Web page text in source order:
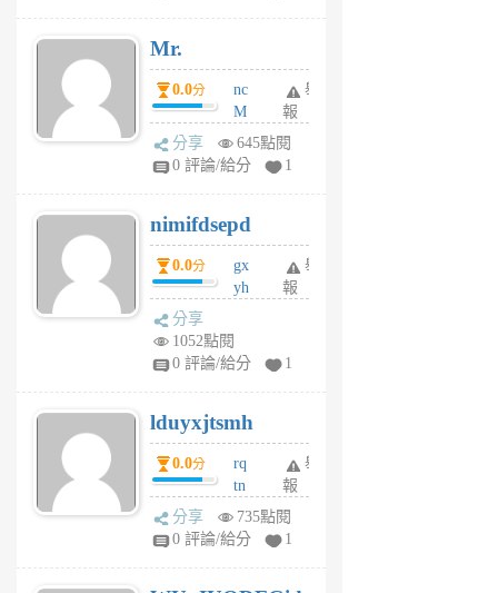
Mr.
0.0分
nc
M
U
F
U
5
個
月
舉
報
分享
645點閱
0 評論/給分
1
nimifdsepd
0.0分
gx
yh
jl
月
前
舉
報
分享
1052點閱
0 評論/給分
1
lduyxjtsmh
0.0分
rq
tn
jt
gl
舉
報
分享
735點閱
0 評論/給分
1